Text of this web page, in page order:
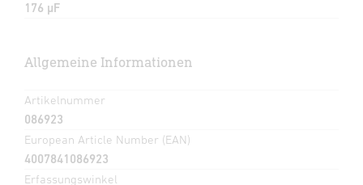
176 µF
Allgemeine Informationen
Artikelnummer
086923
European Article Number (EAN)
4007841086923
Erfassungswinkel